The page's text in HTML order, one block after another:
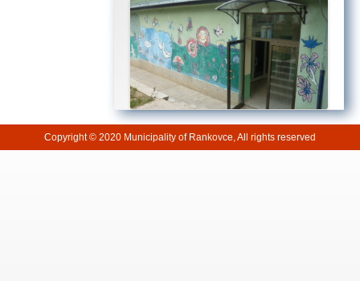
Copyright © 2020 Municipality of Rankovce, All rights reserved